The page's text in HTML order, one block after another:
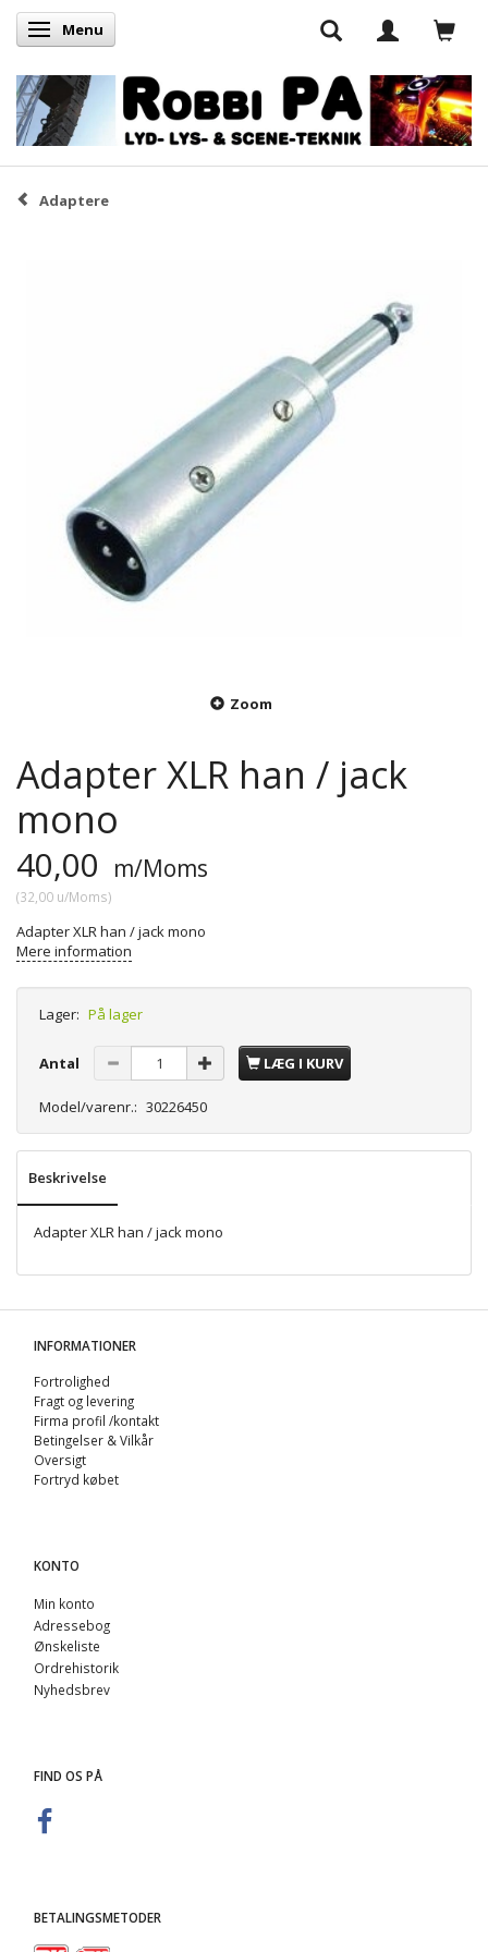
Skifte navigation
Menu
Adaptere
Zoom
Adapter XLR han / jack
mono
40,00 m/Moms
(32,00 u/Moms)
Adapter XLR han / jack mono
Mere information
Lager: På lager
Antal LÆG I KURV
Model/varenr.: 30226450
Beskrivelse
Adapter XLR han / jack mono
INFORMATIONER
Fortrolighed
Fragt og levering
Firma profil /kontakt
Betingelser & Vilkår
Oversigt
Fortryd købet
KONTO
Min konto
Adressebog
Ønskeliste
Ordrehistorik
Nyhedsbrev
FIND OS PÅ
BETALINGSMETODER